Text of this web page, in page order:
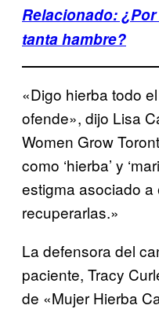
Relacionado:
tanta hambre?
«Digo hierba todo
ofende», dijo Lisa
Women Grow
como ‘hierba’ y
estigma asociado a
recuperarlas.»
La defensora del
paciente, Tracy
de «Mujer Hierba